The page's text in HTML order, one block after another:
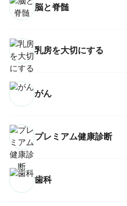
脳と脊髄
乳房を大切にする
がん
プレミアム健康診断
歯科